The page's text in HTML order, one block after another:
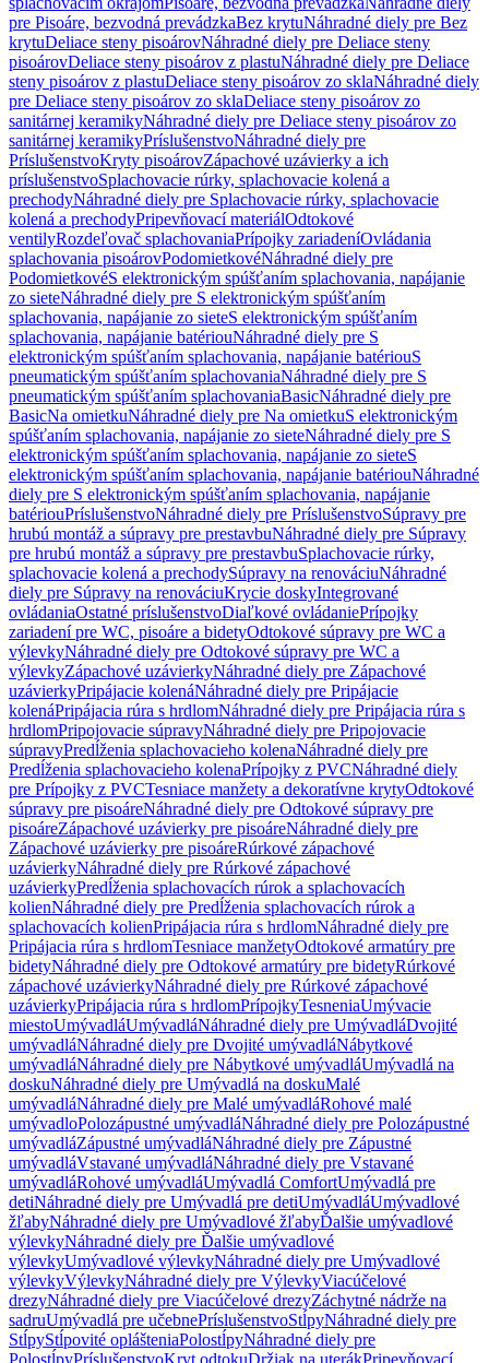
pre Pisoáre, bezvodná prevádzkaBez krytuNáhradné diely pre Bez
krytuDeliace steny pisoárovNáhradné diely pre Deliace steny
pisoárovDeliace steny pisoárov z plastuNáhradné diely pre Deliace
steny pisoárov z plastuDeliace steny pisoárov zo sklaNáhradné diely
pre Deliace steny pisoárov zo sklaDeliace steny pisoárov zo
sanitárnej keramikyNáhradné diely pre Deliace steny pisoárov zo
sanitárnej keramikyPríslušenstvoNáhradné diely pre
PríslušenstvoKryty pisoárovZápachové uzávierky a ich
príslušenstvoSplachovacie rúrky, splachovacie kolená a
prechodyNáhradné diely pre Splachovacie rúrky, splachovacie
kolená a prechodyPripevňovací materiálOdtokové
ventilyRozdeľovač splachovaniaPrípojky zariadeníOvládania
splachovania pisoárovPodomietkovéNáhradné diely pre
PodomietkovéS elektronickým spúšťaním splachovania, napájanie
zo sieteNáhradné diely pre S elektronickým spúšťaním
splachovania, napájanie zo sieteS elektronickým spúšťaním
splachovania, napájanie batériouNáhradné diely pre S
elektronickým spúšťaním splachovania, napájanie batériouS
pneumatickým spúšťaním splachovaniaNáhradné diely pre S
pneumatickým spúšťaním splachovaniaBasicNáhradné diely pre
BasicNa omietkuNáhradné diely pre Na omietkuS elektronickým
spúšťaním splachovania, napájanie zo sieteNáhradné diely pre S
elektronickým spúšťaním splachovania, napájanie zo sieteS
elektronickým spúšťaním splachovania, napájanie batériouNáhradné
diely pre S elektronickým spúšťaním splachovania, napájanie
batériouPríslušenstvoNáhradné diely pre PríslušenstvoSúpravy pre
hrubú montáž a súpravy pre prestavbuNáhradné diely pre Súpravy
pre hrubú montáž a súpravy pre prestavbuSplachovacie rúrky,
splachovacie kolená a prechodySúpravy na renováciuNáhradné
diely pre Súpravy na renováciuKrycie doskyIntegrované
ovládaniaOstatné príslušenstvoDiaľkové ovládaniePrípojky
zariadení pre WC, pisoáre a bidetyOdtokové súpravy pre WC a
výlevkyNáhradné diely pre Odtokové súpravy pre WC a
výlevkyZápachové uzávierkyNáhradné diely pre Zápachové
uzávierkyPripájacie kolenáNáhradné diely pre Pripájacie
kolenáPripájacia rúra s hrdlomNáhradné diely pre Pripájacia rúra s
hrdlomPripojovacie súpravyNáhradné diely pre Pripojovacie
súpravyPredĺženia splachovacieho kolenaNáhradné diely pre
Predĺženia splachovacieho kolenaPrípojky z PVCNáhradné diely
pre Prípojky z PVCTesniace manžety a dekoratívne krytyOdtokové
súpravy pre pisoáreNáhradné diely pre Odtokové súpravy pre
pisoáreZápachové uzávierky pre pisoáreNáhradné diely pre
Zápachové uzávierky pre pisoáreRúrkové zápachové
uzávierkyNáhradné diely pre Rúrkové zápachové
uzávierkyPredĺženia splachovacích rúrok a splachovacích
kolienNáhradné diely pre Predĺženia splachovacích rúrok a
splachovacích kolienPripájacia rúra s hrdlomNáhradné diely pre
Pripájacia rúra s hrdlomTesniace manžetyOdtokové armatúry pre
bidetyNáhradné diely pre Odtokové armatúry pre bidetyRúrkové
zápachové uzávierkyNáhradné diely pre Rúrkové zápachové
uzávierkyPripájacia rúra s hrdlomPrípojkyTesneniaUmývacie
miestoUmývadláUmývadláNáhradné diely pre UmývadláDvojité
umývadláNáhradné diely pre Dvojité umývadláNábytkové
umývadláNáhradné diely pre Nábytkové umývadláUmývadlá na
doskuNáhradné diely pre Umývadlá na doskuMalé
umývadláNáhradné diely pre Malé umývadláRohové malé
umývadloPolozápustné umývadláNáhradné diely pre Polozápustné
umývadláZápustné umývadláNáhradné diely pre Zápustné
umývadláVstavané umývadláNáhradné diely pre Vstavané
umývadláRohové umývadláUmývadlá ComfortUmývadlá pre
detiNáhradné diely pre Umývadlá pre detiUmývadláUmývadlové
žľabyNáhradné diely pre Umývadlové žľabyĎalšie umývadlové
výlevkyNáhradné diely pre Ďalšie umývadlové
výlevkyUmývadlové výlevkyNáhradné diely pre Umývadlové
výlevkyVýlevkyNáhradné diely pre VýlevkyViacúčelové
drezyNáhradné diely pre Viacúčelové drezyZáchytné nádrže na
sadruUmývadlá pre učebnePríslušenstvoStĺpyNáhradné diely pre
StĺpyStĺpovité oplášteniaPolostĺpyNáhradné diely pre
PolostĺpyPríslušenstvoKryt odtokuDržiak na uterákPripevňovací